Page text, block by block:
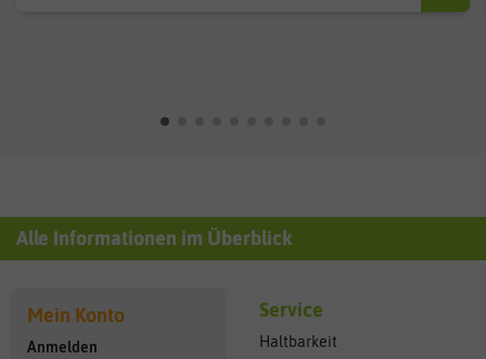
Alle Informationen im Überblick
Mein Konto
Anmelden
Service
Haltbarkeit